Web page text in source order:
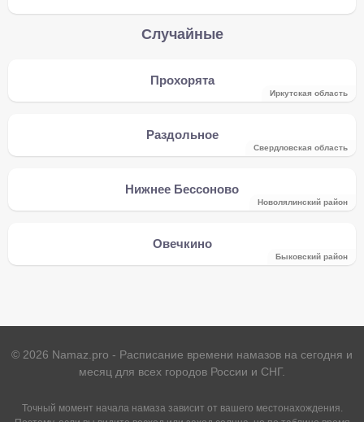
Случайные
Прохорята
Иркутская область
Раздольное
Свердловская область
Нижнее Бессоново
Новолялинский район
Овечкино
Быковский район
© 2026 Namaz.pro - Расписание времени намазов на сегодня и
месяц для всех городов России и СНГ.
Точный момент начала намаза зависит от вашего местонахождения.